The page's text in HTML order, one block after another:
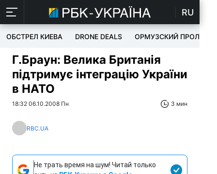
RU
ОБСТРЕЛ КИЕВА DRONE DEALS ОРМУЗСКИЙ ПРОЛИВ
Г.Браун: Велика Британія
підтримує інтеграцію України
в НАТО
18:32 06.10.2008 Пн 3 мин
RBC.UA
Не трать время на шум! Читай только